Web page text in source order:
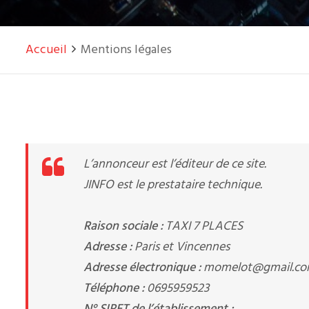
Accueil Mentions légales
L’annonceur est l’éditeur de ce site.
JINFO est le prestataire technique.
Raison sociale :TAXI 7 PLACES
Adresse :Paris et Vincennes
Adresse électronique :
Téléphone :0695959523